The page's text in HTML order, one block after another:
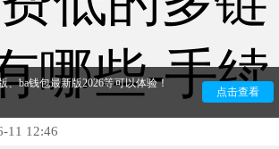
种钱包，比如binance钱包App官方正
、ba钱包最新版2026等可以体验！
点击查看
11 12:46